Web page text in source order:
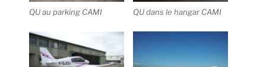
QU au parking CAMI QU dans le hangar CAMI